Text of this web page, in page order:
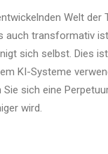
Welt
auch transformativ
sich selbst. Dies
KI-Systeme
Sie sich eine
wird.